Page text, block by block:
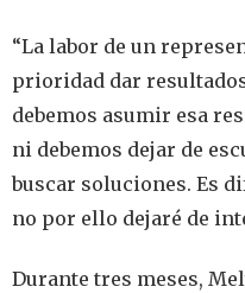
“La labor de un
prioridad dar
debemos asumir esa
ni debemos dejar de
buscar soluciones. Es
no por ello dejaré de
Durante tres meses,